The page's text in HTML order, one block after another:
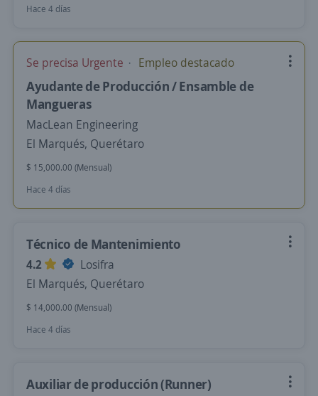
Hace 4 días
Se precisa Urgente Empleo destacado
Ayudante de Producción / Ensamble de
Mangueras
MacLean Engineering
El Marqués, Querétaro
$ 15,000.00 (Mensual)
Hace 4 días
Técnico de Mantenimiento
4.2
Losifra
El Marqués, Querétaro
$ 14,000.00 (Mensual)
Hace 4 días
Auxiliar de producción (Runner)